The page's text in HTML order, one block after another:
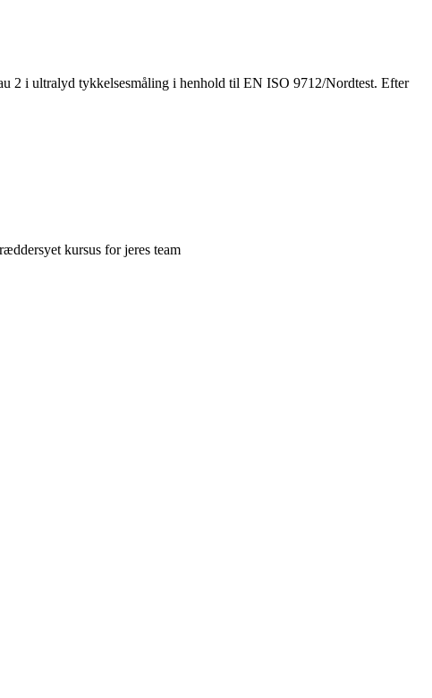
2 i ultralyd tykkelsesmåling i henhold til EN ISO 9712/Nordtest. Efter
kursus for jeres team